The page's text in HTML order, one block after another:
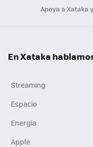
Apoya a Xataka
En Xataka
Streaming
Espacio
Energía
Apple